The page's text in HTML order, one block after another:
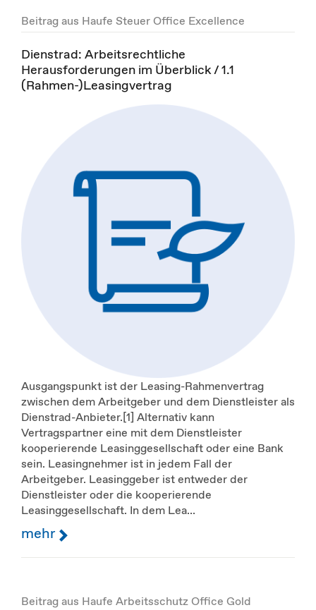
Beitrag aus Haufe Steuer Office Excellence
Dienstrad: Arbeitsrechtliche
Herausforderungen im Überblick / 1.1
(Rahmen-)Leasingvertrag
Ausgangspunkt ist der Leasing-Rahmenvertrag
zwischen dem Arbeitgeber und dem Dienstleister als
Dienstrad-Anbieter.[1] Alternativ kann
Vertragspartner eine mit dem Dienstleister
kooperierende Leasinggesellschaft oder eine Bank
sein. Leasingnehmer ist in jedem Fall der
Arbeitgeber. Leasinggeber ist entweder der
Dienstleister oder die kooperierende
Leasinggesellschaft. In dem Lea...
mehr
Beitrag aus Haufe Arbeitsschutz Office Gold